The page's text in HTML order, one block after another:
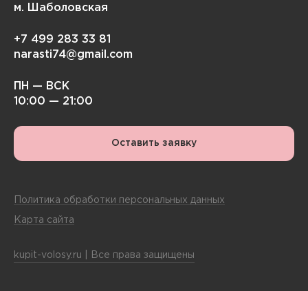
м. Шаболовская
+7 499 283 33 81
narasti74@gmail.com
ПН — ВСК
10:00 — 21:00
Оставить заявку
Политика обработки персональных данных
Карта сайта
kupit-volosy.ru | Все права защищены